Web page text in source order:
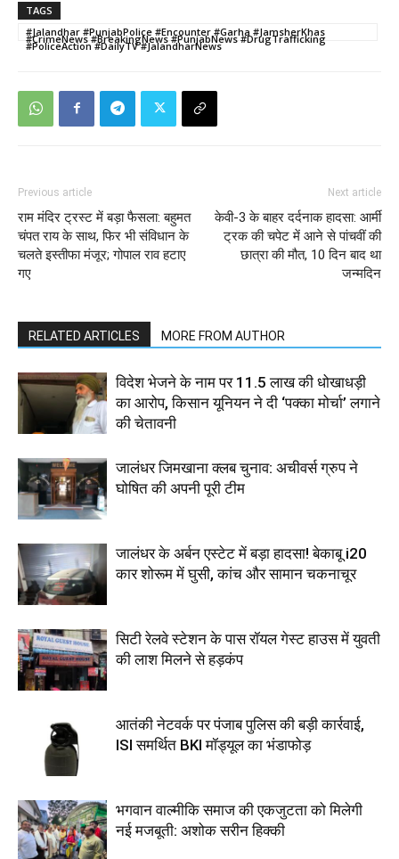
TAGS
#Jalandhar #PunjabPolice #Encounter #Garha #JamsherKhas
#CrimeNews #BreakingNews #PunjabNews #DrugTrafficking
#PoliceAction #DailyTV #JalandharNews
Previous article
राम मंदिर ट्रस्ट में बड़ा फैसला: बहुमत
चंपत राय के साथ, फिर भी संविधान के
चलते इस्तीफा मंजूर; गोपाल राव हटाए
गए
Next article
केवी-3 के बाहर दर्दनाक हादसा: आर्मी
ट्रक की चपेट में आने से पांचवीं की
छात्रा की मौत, 10 दिन बाद था
जन्मदिन
RELATED ARTICLES MORE FROM AUTHOR
विदेश भेजने के नाम पर 11.5 लाख की धोखाधड़ी
का आरोप, किसान यूनियन ने दी ‘पक्का मोर्चा’ लगाने
की चेतावनी
जालंधर जिमखाना क्लब चुनाव: अचीवर्स ग्रुप ने
घोषित की अपनी पूरी टीम
जालंधर के अर्बन एस्टेट में बड़ा हादसा! बेकाबू i20
कार शोरूम में घुसी, कांच और सामान चकनाचूर
सिटी रेलवे स्टेशन के पास रॉयल गेस्ट हाउस में युवती
की लाश मिलने से हड़कंप
आतंकी नेटवर्क पर पंजाब पुलिस की बड़ी कार्रवाई,
ISI समर्थित BKI मॉड्यूल का भंडाफोड़
भगवान वाल्मीकि समाज की एकजुटता को मिलेगी
नई मजबूती: अशोक सरीन हिक्की